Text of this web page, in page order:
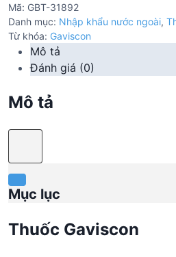
Mã: GBT-31892
Danh mục: Nhập khẩu nước ngoài,
Từ khóa: Gaviscon
Mô tả
Đánh giá (0)
Mô tả
Mục lục
Thuốc Gaviscon